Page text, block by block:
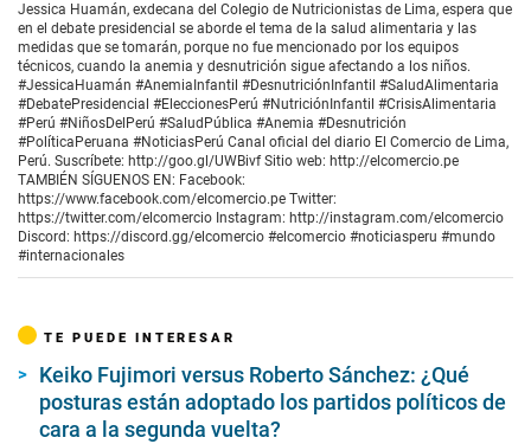
Jessica Huamán, exdecana del Colegio de Nutricionistas de Lima, espera que
en el debate presidencial se aborde el tema de la salud alimentaria y las
medidas que se tomarán, porque no fue mencionado por los equipos
técnicos, cuando la anemia y desnutrición sigue afectando a los niños.
#JessicaHuamán #AnemiaInfantil #DesnutriciónInfantil #SaludAlimentaria
#DebatePresidencial #EleccionesPerú #NutriciónInfantil #CrisisAlimentaria
#Perú #NiñosDelPerú #SaludPública #Anemia #Desnutrición
#PolíticaPeruana #NoticiasPerú Canal oficial del diario El Comercio de Lima,
Perú. Suscríbete: http://goo.gl/UWBivf Sitio web: http://elcomercio.pe
TAMBIÉN SÍGUENOS EN: Facebook:
https://www.facebook.com/elcomercio.pe Twitter:
https://twitter.com/elcomercio Instagram: http://instagram.com/elcomercio
Discord: https://discord.gg/elcomercio #elcomercio #noticiasperu #mundo
#internacionales
TE PUEDE INTERESAR
Keiko Fujimori versus Roberto Sánchez: ¿Qué
posturas están adoptado los partidos políticos de
cara a la segunda vuelta?